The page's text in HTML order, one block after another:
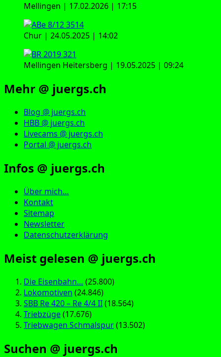
Mellingen | 17.02.2026 | 17:15
Chur | 24.05.2025 | 14:02
Mellingen Heitersberg | 19.05.2025 | 09:24
Mehr @ juergs.ch
Blog @ juergs.ch
HBB @ juergs.ch
Livecams @ juergs.ch
Portal @ juergs.ch
Infos @ juergs.ch
Über mich…
Kontakt
Sitemap
Newsletter
Datenschutzerklärung
Meist gelesen @ juergs.ch
Die Eisenbahn… (25.800)
Lokomotiven (24.846)
SBB Re 420 – Re 4/4 II(18.564)
Triebzüge(17.676)
Triebwagen Schmalspur(13.502)
Suchen @ juergs.ch